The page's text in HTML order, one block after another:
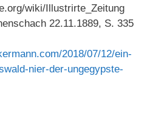
wiki/Illustrirte_Zeitung
22.11.1889, S. 335
2018/07/12/ein-
nier-der-ungegypste-